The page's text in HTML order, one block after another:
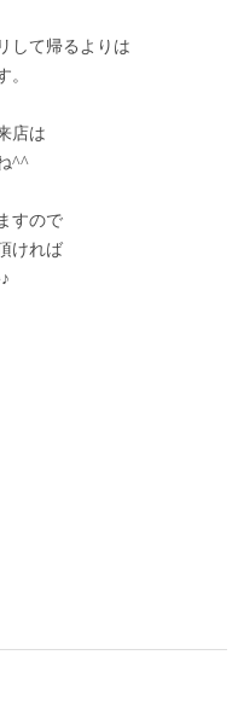
して帰るよりは
。
店は
^^
すので
ければ